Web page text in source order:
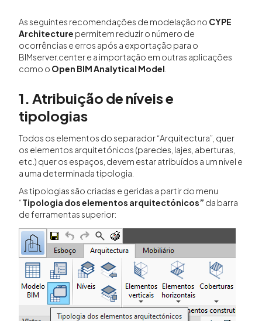
As seguintes recomendações de modelação no CYPE
Architecture permitem reduzir o número de
ocorrências e erros após a exportação para o
BIMserver.center e a importação em outras aplicações
como o Open BIM Analytical Model
1. Atribuição de níveis e
tipologias
Todos os elementos do separador “Arquitectura”, quer
os elementos arquitetónicos (paredes, lajes, aberturas,
etc.) quer os espaços, devem estar atribuídos a um nível e
a uma determinada tipologia.
As tipologias são criadas e geridas a partir do menu
“Tipologia dos elementos arquitectónicos” da barra
de ferramentas superior: